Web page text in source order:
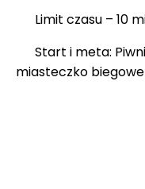
Limit czasu – 10
Start i meta:
miasteczko biegowe